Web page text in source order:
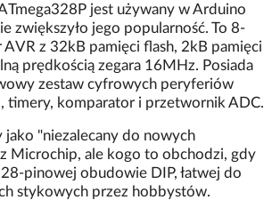
jest używany w Arduino
zwiększyło jego popularność. To 8-
z 32kB pamięci flash, 2kB pamięci
prędkością zegara 16MHz. Posiada
zestaw cyfrowych peryferiów
timery, komparator i przetwornik ADC.
jako "niezalecany do nowych
Microchip, ale kogo to obchodzi, gdy
pinowej obudowie DIP, łatwej do
stykowych przez hobbystów.